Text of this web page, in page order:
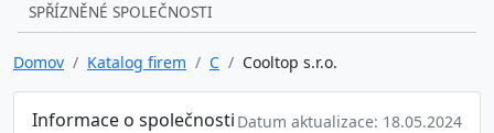
SPŘÍZNĚNÉ SPOLEČNOSTI
Domov Katalog firem C Cooltop s.r.o.
Informace o společnosti Datum aktualizace: 18.05.2024